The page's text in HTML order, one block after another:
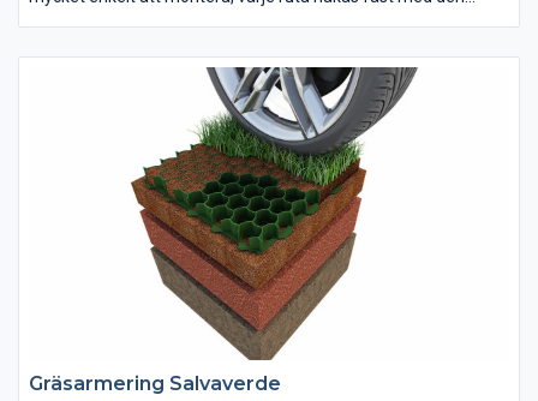
Gräsarmering Salvaverde